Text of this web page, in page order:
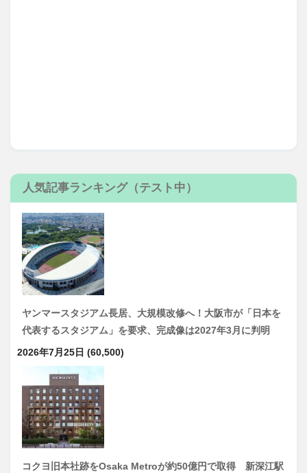
人気記事ランキング（テスト中）
ヤンマースタジアム長居、大規模改修へ！大阪市が「日本を
代表するスタジアム」を要求、完成像は2027年3月に判明
2026年7月25日 (60,500)
コクヨ旧本社跡をOsaka Metroが約50億円で取得 新深江駅